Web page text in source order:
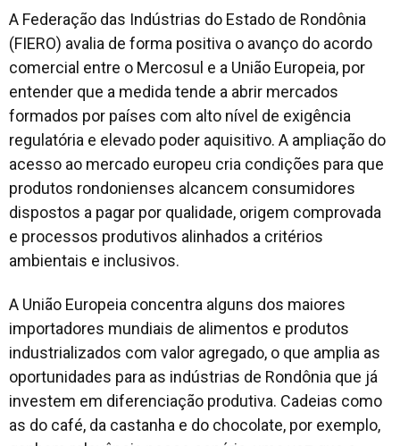
A Federação das Indústrias do Estado de Rondônia
(FIERO) avalia de forma positiva o avanço do acordo
comercial entre o Mercosul e a União Europeia, por
entender que a medida tende a abrir mercados
formados por países com alto nível de exigência
regulatória e elevado poder aquisitivo. A ampliação do
acesso ao mercado europeu cria condições para que
produtos rondonienses alcancem consumidores
dispostos a pagar por qualidade, origem comprovada
e processos produtivos alinhados a critérios
ambientais e inclusivos.
A União Europeia concentra alguns dos maiores
importadores mundiais de alimentos e produtos
industrializados com valor agregado, o que amplia as
oportunidades para as indústrias de Rondônia que já
investem em diferenciação produtiva. Cadeias como
as do café, da castanha e do chocolate, por exemplo,